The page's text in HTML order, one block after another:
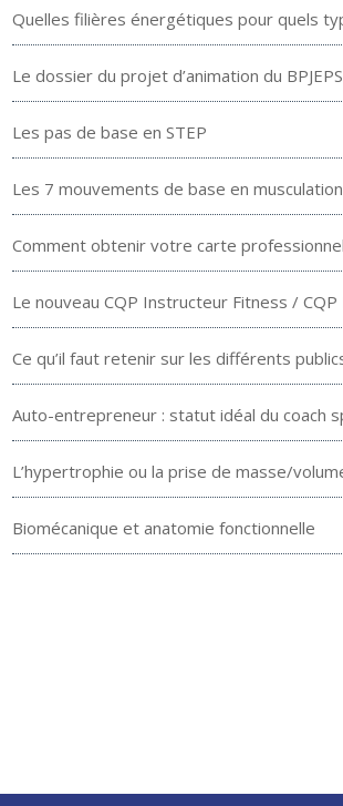
Quelles filières énergétiques pour quels
Le dossier du projet d’animation du BPJEPS
Les pas de base en STEP
Les 7 mouvements de base en musculation
Comment obtenir votre carte
Le nouveau CQP Instructeur Fitness /
Ce qu’il faut retenir sur les différents
Auto-entrepreneur : statut idéal du coach
L’hypertrophie ou la prise de masse/
Biomécanique et anatomie fonctionnelle